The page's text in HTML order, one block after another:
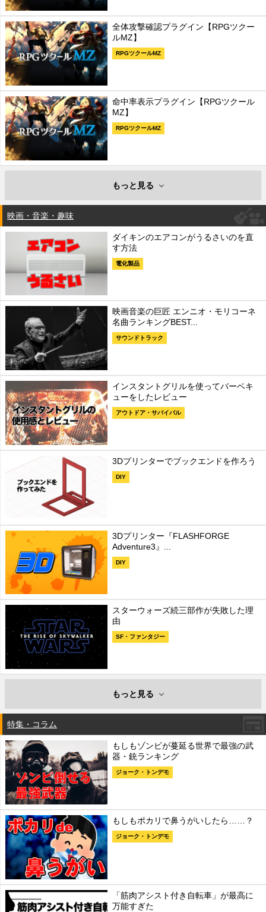
全体攻撃確認プラグイン【RPGツクー
ルMZ】
RPGツクールMZ
命中率表示プラグイン【RPGツクール
MZ】
RPGツクールMZ
もっと見る
映画・音楽・趣味
ダイキンのエアコンがうるさいのを直
す方法
電化製品
映画音楽の巨匠 エンニオ・モリコーネ
名曲ランキングBEST...
サウンドトラック
インスタントグリルを使ってバーベキ
ューをしたレビュー
アウトドア・サバイバル
3Dプリンターでブックエンドを作ろう
DIY
3Dプリンター『FLASHFORGE
Adventure3』...
DIY
スターウォーズ続三部作が失敗した理
由
SF・ファンタジー
もっと見る
特集・コラム
もしもゾンビが蔓延る世界で最強の武
器・銃ランキング
ジョーク・トンデモ
もしもポカリで鼻うがいしたら……？
ジョーク・トンデモ
「筋肉アシスト付き自転車」が最高に
万能すぎた